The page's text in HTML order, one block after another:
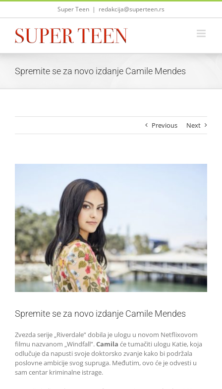
Skip
Super Teen | redakcija@superteen.rs
Spremite se za novo izdanje Camile Mendes
Previous Next
Spremite se za novo izdanje Camile Mendes
Zvezda serije „Riverdale” dobila je ulogu u novom Netflixovom
filmu nazvanom „Windfall”.Camila će tumačiti ulogu Katie, koja
odlučuje da napusti svoje doktorsko zvanje kako bi podržala
poslovne ambicije svog supruga. Međutim, ovo će je odvesti u
sam centar kriminalne istrage.